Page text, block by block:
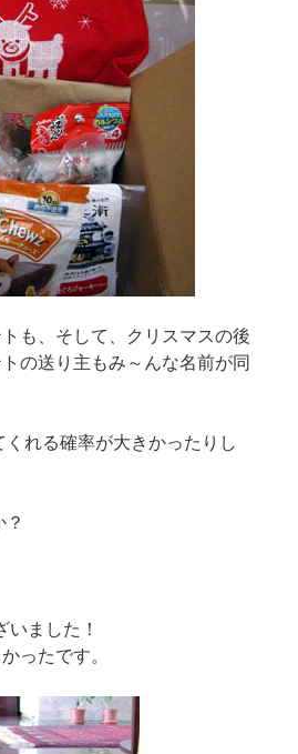
も、そして、クリスマスの後
の送り主もみ～んな名前が同
れる確率が大きかったりし
ました！
ったです。